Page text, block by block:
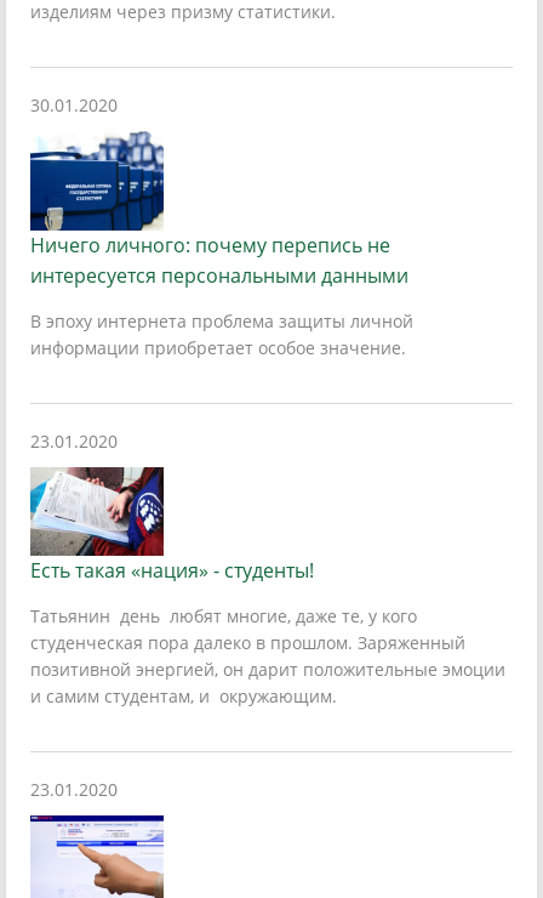
изделиям через призму статистики.
30.01.2020
Ничего личного: почему перепись не
интересуется персональными данными
В эпоху интернета проблема защиты личной
информации приобретает особое значение.
23.01.2020
Есть такая «нация» - студенты!
Татьянин день любят многие, даже те, у кого
студенческая пора далеко в прошлом. Заряженный
позитивной энергией, он дарит положительные эмоции
и самим студентам, и окружающим.
23.01.2020